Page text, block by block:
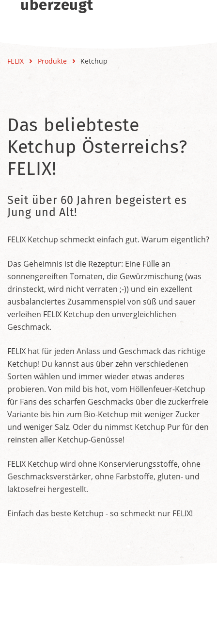
überzeugt
FELIX Produkte Ketchup
Das beliebteste
Ketchup Österreichs?
FELIX!
Seit über 60 Jahren begeistert es
Jung und Alt!
FELIX Ketchup schmeckt einfach gut. Warum eigentlich?
Das Geheimnis ist die Rezeptur: Eine Fülle an
sonnengereiften Tomaten, die Gewürzmischung (was
drinsteckt, wird nicht verraten ;-)) und ein exzellent
ausbalanciertes Zusammenspiel von süß und sauer
verleihen FELIX Ketchup den unvergleichlichen
Geschmack.
FELIX hat für jeden Anlass und Geschmack das richtige
Ketchup! Du kannst aus über zehn verschiedenen
Sorten wählen und immer wieder etwas anderes
probieren. Von mild bis hot, vom Höllenfeuer-Ketchup
für Fans des scharfen Geschmacks über die zuckerfreie
Variante bis hin zum Bio-Ketchup mit weniger Zucker
und weniger Salz. Oder du nimmst Ketchup Pur für den
reinsten aller Ketchup-Genüsse!
FELIX Ketchup wird ohne Konservierungsstoffe, ohne
Geschmacksverstärker, ohne Farbstoffe, gluten- und
laktosefrei hergestellt.
Einfach das beste Ketchup - so schmeckt nur FELIX!